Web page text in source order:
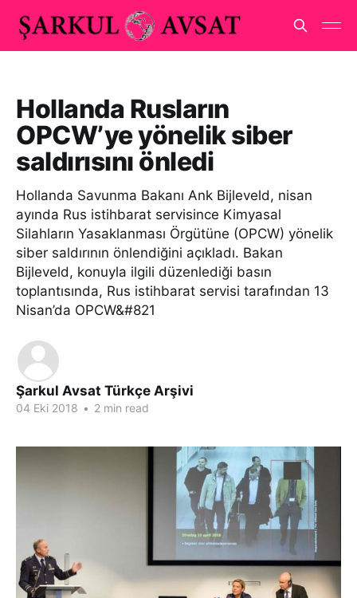
Hollanda Rusların
OPCW’ye yönelik siber
saldırısını önledi
Hollanda Savunma Bakanı Ank Bijleveld, nisan
ayında Rus istihbarat servisince Kimyasal
Silahların Yasaklanması Örgütüne (OPCW) yönelik
siber saldırının önlendiğini açıkladı. Bakan
Bijleveld, konuyla ilgili düzenlediği basın
toplantısında, Rus istihbarat servisi tarafından 13
Nisan’da OPCW&#821
Şarkul Avsat Türkçe Arşivi
04 Eki 2018 • 2 min read